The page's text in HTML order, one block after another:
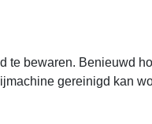
te bewaren. Benieuwd
gereinigd kan